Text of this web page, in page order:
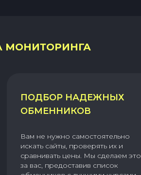
МОНИТОРИНГА
ПОДБОР НАДЕЖНЫХ
ОБМЕННИКОВ
Вам не нужно самостоятельно
искать сайты, проверять их и
сравнивать цены. Мы сделаем это
за вас, предоставив список